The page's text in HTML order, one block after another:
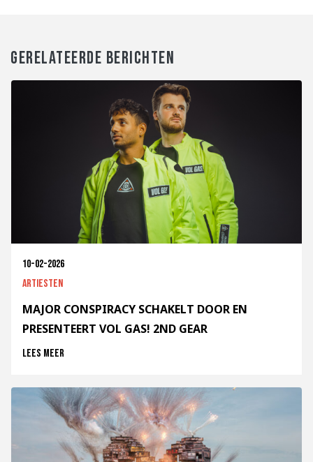
GERELATEERDE BERICHTEN
10-02-2026
Artiesten
MAJOR CONSPIRACY SCHAKELT DOOR EN
PRESENTEERT VOL GAS! 2ND GEAR
Lees meer